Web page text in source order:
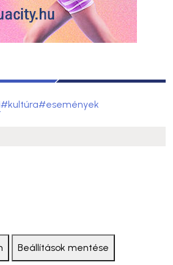
#kultúra#események
Beállítások mentése